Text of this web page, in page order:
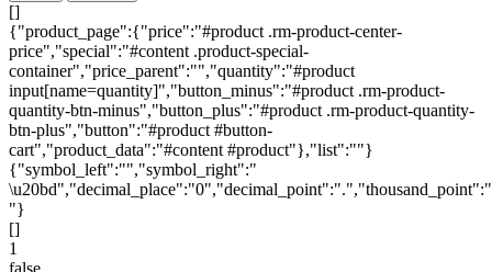
[]
{"product_page":{"price":"#product .rm-product-center-
price","special":"#content .product-special-
container","price_parent":"","quantity":"#product
input[name=quantity]","button_minus":"#product .rm-product-
quantity-btn-minus","button_plus":"#product .rm-product-quantity-
btn-plus","button":"#product #button-
cart","product_data":"#content #product"},"list":""}
{"symbol_left":"","symbol_right":"
\u20bd","decimal_place":"0","decimal_point":".","thousand_point":"
"}
[]
1
false